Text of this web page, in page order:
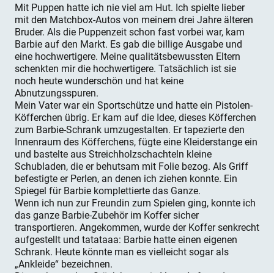
Mit Puppen hatte ich nie viel am Hut. Ich spielte lieber
mit den Matchbox-Autos von meinem drei Jahre älteren
Bruder. Als die Puppenzeit schon fast vorbei war, kam
Barbie auf den Markt. Es gab die billige Ausgabe und
eine hochwertigere. Meine qualitätsbewussten Eltern
schenkten mir die hochwertigere. Tatsächlich ist sie
noch heute wunderschön und hat keine
Abnutzungsspuren.
Mein Vater war ein Sportschütze und hatte ein Pistolen-
Köfferchen übrig. Er kam auf die Idee, dieses Köfferchen
zum Barbie-Schrank umzugestalten. Er tapezierte den
Innenraum des Köfferchens, fügte eine Kleiderstange ein
und bastelte aus Streichholzschachteln kleine
Schubladen, die er behutsam mit Folie bezog. Als Griff
befestigte er Perlen, an denen ich ziehen konnte. Ein
Spiegel für Barbie komplettierte das Ganze.
Wenn ich nun zur Freundin zum Spielen ging, konnte ich
das ganze Barbie-Zubehör im Koffer sicher
transportieren. Angekommen, wurde der Koffer senkrecht
aufgestellt und tatataaa: Barbie hatte einen eigenen
Schrank. Heute könnte man es vielleicht sogar als
„Ankleide“ bezeichnen.